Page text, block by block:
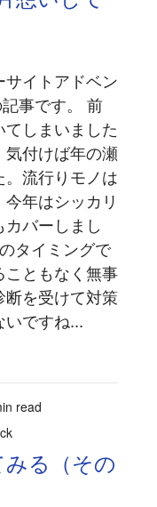
イトアドベン
事です。 前
しまいました
気付けば年の瀬
流行りモノは
年はシッカリ
バーしまし
タイミングで
こともなく無事
断を受けて対策
いですね...
read
る（その